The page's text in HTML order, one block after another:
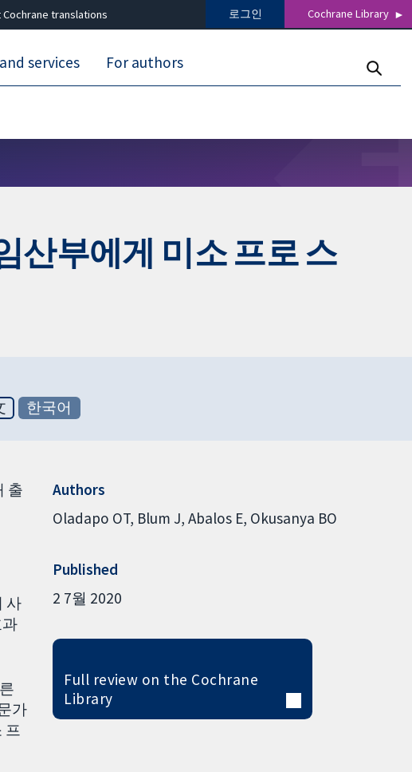
Cochrane translations 로그인 Cochrane Library
services For authors
산부에게 미소 프로 스
한국어
출
사
가
프
Authors
Oladapo OT Blum J Abalos E Okusanya BO
Published
2 7월 2020
Full review on the Cochrane
Library